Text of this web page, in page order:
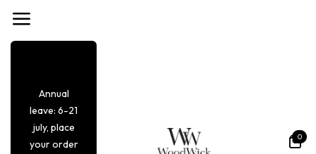
Annual
leave: 6-21
july, place
your order
0